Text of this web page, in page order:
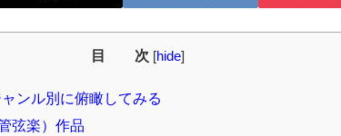
目 次 hide
ンル別に俯瞰してみる
弦楽）作品